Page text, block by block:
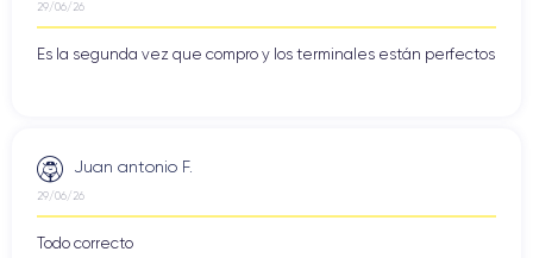
29/06/26
Es la segunda vez que compro y los terminales están perfectos
Juan antonio F.
29/06/26
Todo correcto